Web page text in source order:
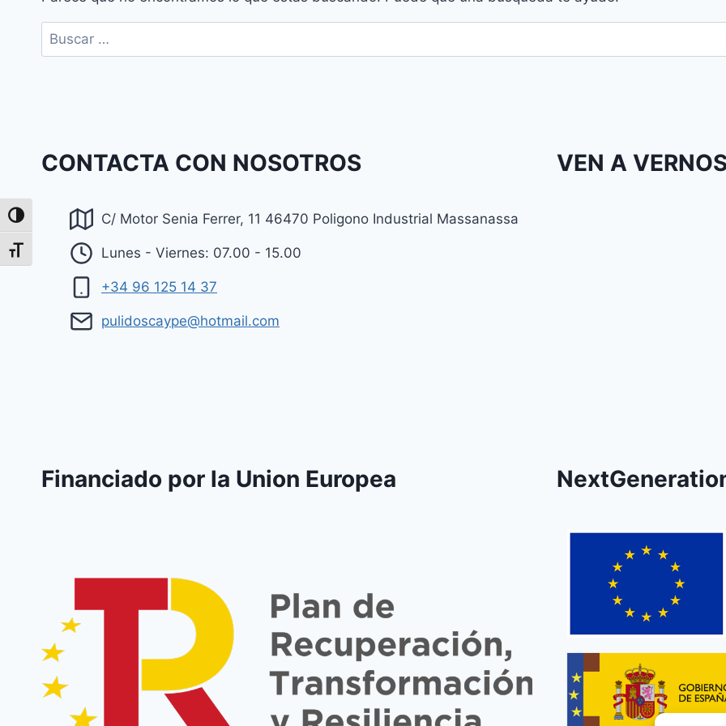
Alternar alto contraste
Alternar tamaño de letra
Buscar:
CONTACTA CON NOSOTROS
C/ Motor Senia Ferrer, 11 46470 Poligono Industrial Massanassa
Lunes - Viernes: 07.00 - 15.00
+34 96 125 14 37
pulidoscaype@hotmail.com
VEN A
Financiado por la Union Europea